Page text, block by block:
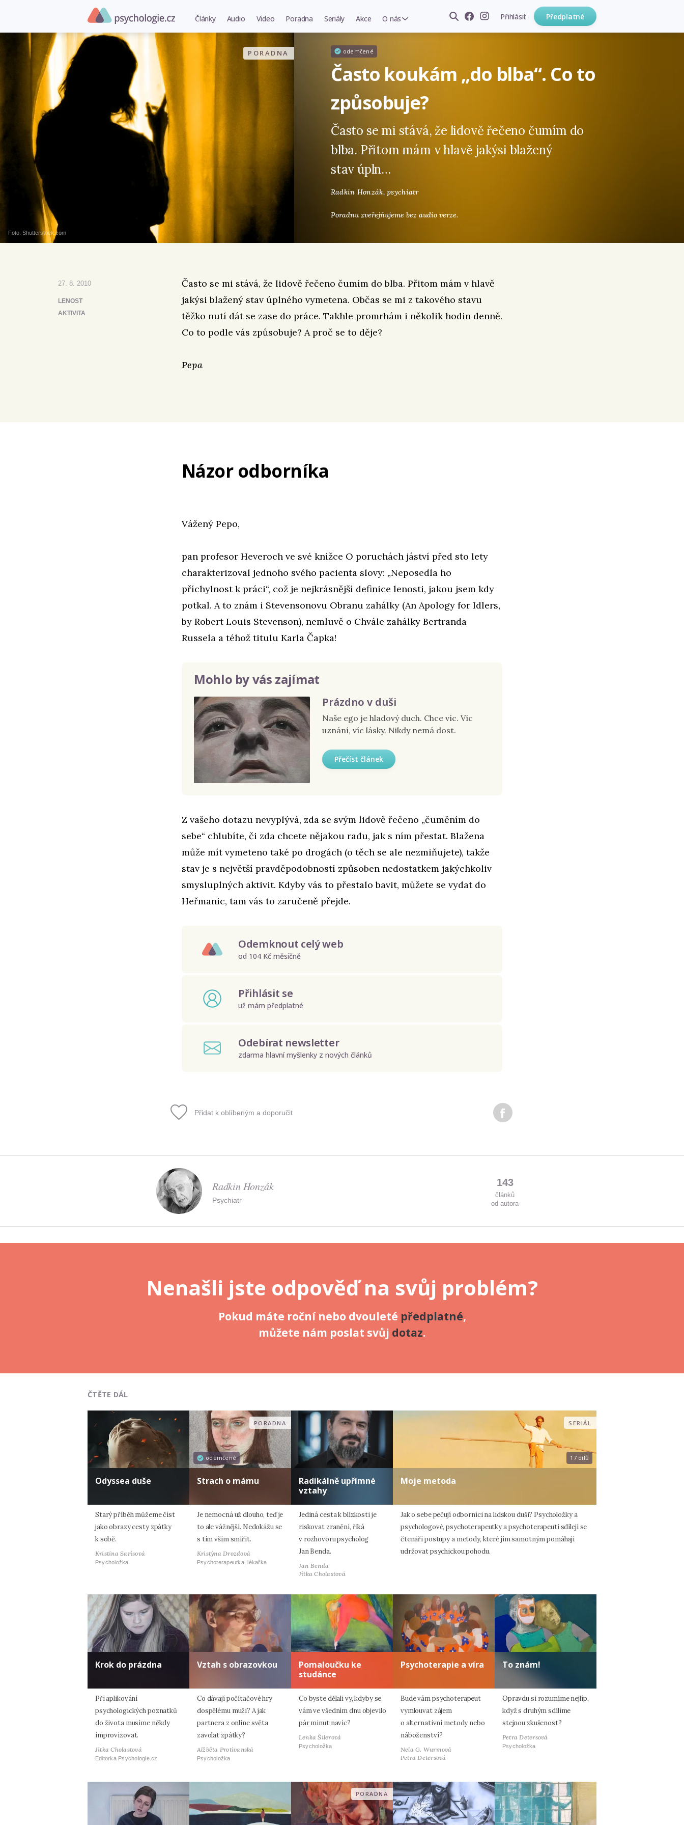
Články Audio Video Poradna Seriály Akce O nás Přihlásit Předplatné
PORADNA
Foto: Shutterstock.com
odemčené
Často koukám „do blba“. Co to
způsobuje?
Často se mi stává, že lidově řečeno čumím do
blba. Přitom mám v hlavě jakýsi blažený
stav úpln…
Radkin Honzák,psychiatr
Poradnu zveřejňujeme bez audio verze.
27. 8. 2010
LENOST
AKTIVITA
Často se mi stává, že lidově řečeno čumím do blba. Přitom mám v hlavě
jakýsi blažený stav úplného vymetena. Občas se mi z takového stavu
těžko nutí dát se zase do práce. Takhle promrhám i několik hodin denně.
Co to podle vás způsobuje? A proč se to děje?
Pepa
Názor odborníka
Vážený Pepo,
pan profesor Heveroch ve své knížce O poruchách jáství před sto lety
charakterizoval jednoho svého pacienta slovy: „Neposedla ho
příchylnost k práci“, což je nejkrásnější definice lenosti, jakou jsem kdy
potkal. A to znám i Stevensonovu Obranu zahálky (An Apology for Idlers,
by Robert Louis Stevenson), nemluvě o Chvále zahálky Bertranda
Russela a téhož titulu Karla Čapka!
Mohlo by vás zajímat
Prázdno v duši
Naše ego je hladový duch. Chce víc. Víc
uznání, víc lásky. Nikdy nemá dost.
Přečíst článek
Z vašeho dotazu nevyplývá, zda se svým lidově řečeno „čuměním do
sebe“ chlubíte, či zda chcete nějakou radu, jak s ním přestat. Blažena
může mít vymeteno také po drogách (o těch se ale nezmiňujete), takže
stav je s největší pravděpodobností způsoben nedostatkem jakýchkoliv
smysluplných aktivit. Kdyby vás to přestalo bavit, můžete se vydat do
Heřmanic, tam vás to zaručeně přejde.
Odemknout celý web
od 104 Kč měsíčně
Přihlásit se
už mám předplatné
Odebírat newsletter
zdarma hlavní myšlenky z nových článků
Přidat k oblíbeným a doporučit
Radkin Honzák
Psychiatr
143
článků
od autora
Nenašli jste odpověď na svůj problém?
Pokud máte roční nebo dvouleté předplatné,
můžete nám poslat svůj dotaz.
ČTĚTE DÁL
Odyssea duše
Starý příběh můžeme číst
jako obrazy cesty zpátky
k sobě.
Kristina Sarisová
Psycholožka
odemčené
PORADNA
Strach o mámu
Je nemocná už dlouho, teď je
to ale vážnější. Nedokážu se
s tím vším smířit.
Kristýna Drozdová
Psychoterapeutka, lékařka
Radikálně upřímné
vztahy
Jediná cesta k blízkosti je
riskovat zranění, říká
v rozhovoru psycholog
Jan Benda.
Jan Benda
Jitka Cholastová
SERIÁL
17 dílů
Moje metoda
Jak o sebe pečují odborníci na lidskou duši? Psycholožky a
psychologové, psychoterapeutky a psychoterapeuti sdílejí se
čtenáři postupy a metody, které jim samotným pomáhají
udržovat psychickou pohodu.
Krok do prázdna
Při aplikování
psychologických poznatků
do života musíme někdy
improvizovat.
Jitka Cholastová
Editorka Psychologie.cz
Vztah s obrazovkou
Co dávají počítačové hry
dospělému muži? A jak
partnera z online světa
zavolat zpátky?
Alžběta Protivanská
Psycholožka
Pomaloučku ke
studánce
Co byste dělali vy, kdyby se
vám ve všedním dnu objevilo
pár minut navíc?
Lenka Šilerová
Psycholožka
Psychoterapie a víra
Bude vám psychoterapeut
vymlouvat zájem
o alternativní metody nebo
náboženství?
Nela G. Wurmová
Petra Detersová
To znám!
Opravdu si rozumíme nejlíp,
když s druhým sdílíme
stejnou zkušenost?
Petra Detersová
Psycholožka
PORADNA